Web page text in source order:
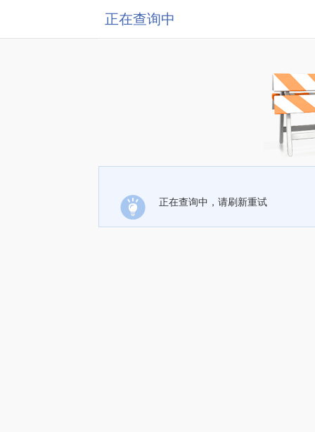
正在查询中
正在查询中，请刷新重试